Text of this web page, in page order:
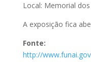
Local: Memorial
A exposição fica
Fonte:
http://